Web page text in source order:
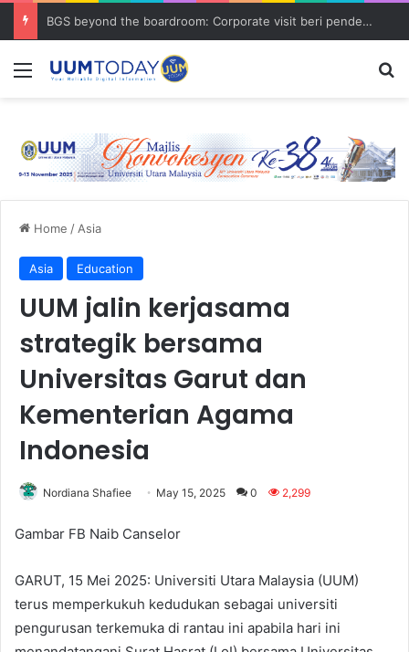
BGS beyond the boardroom: Corporate visit beri pendedahan dunia korporat kepada PELAJAR UUM
Menu
Home / Asia
Asia Education
UUM jalin kerjasama
strategik bersama
Universitas Garut dan
Kementerian Agama
Indonesia
Nordiana Shafiee May 15, 2025 0 2,299
Gambar FB Naib Canselor
GARUT, 15 Mei 2025: Universiti Utara Malaysia (UUM)
terus memperkukuh kedudukan sebagai universiti
pengurusan terkemuka di rantau ini apabila hari ini